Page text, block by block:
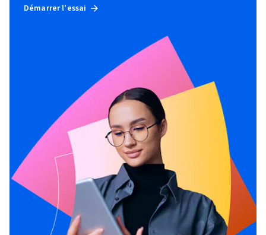
Démarrer l'essai